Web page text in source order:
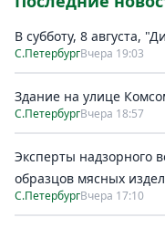
В субботу, 8 августа,
С.ПетербургВчера 19:03
Здание на улице
С.ПетербургВчера 18:57
Эксперты надзорного
образцов мясных
С.ПетербургВчера 17:10